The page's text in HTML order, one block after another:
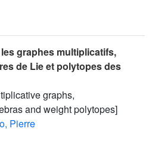
graphes multiplicatifs,
de Lie et polytopes des
graphs,
and weight polytopes]
Pierre